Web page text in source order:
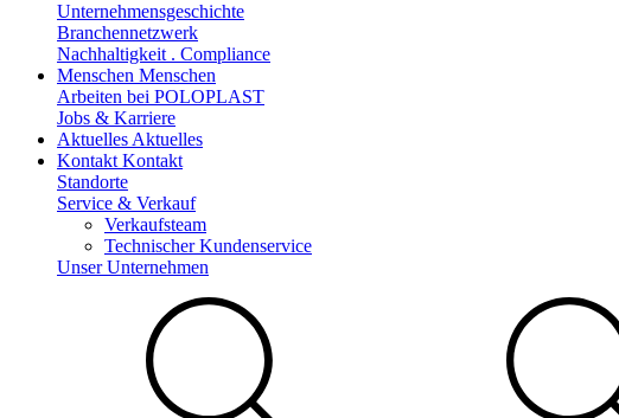
Unternehmensgeschichte
Branchennetzwerk
Nachhaltigkeit . Compliance
Menschen Menschen
Arbeiten bei POLOPLAST
Jobs & Karriere
Aktuelles Aktuelles
Kontakt Kontakt
Standorte
Service & Verkauf
Verkaufsteam
Technischer Kundenservice
Unser Unternehmen